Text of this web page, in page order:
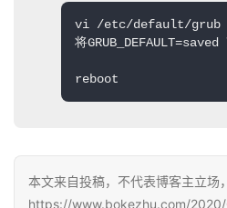
vi /etc/default/grub
将GRUB_DEFAULT=saved
reboot
本文来自投稿，不代表博客主立场
https://www.bokezhu.com/